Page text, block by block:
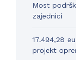
Most
zajednici
17.494,28
projekt